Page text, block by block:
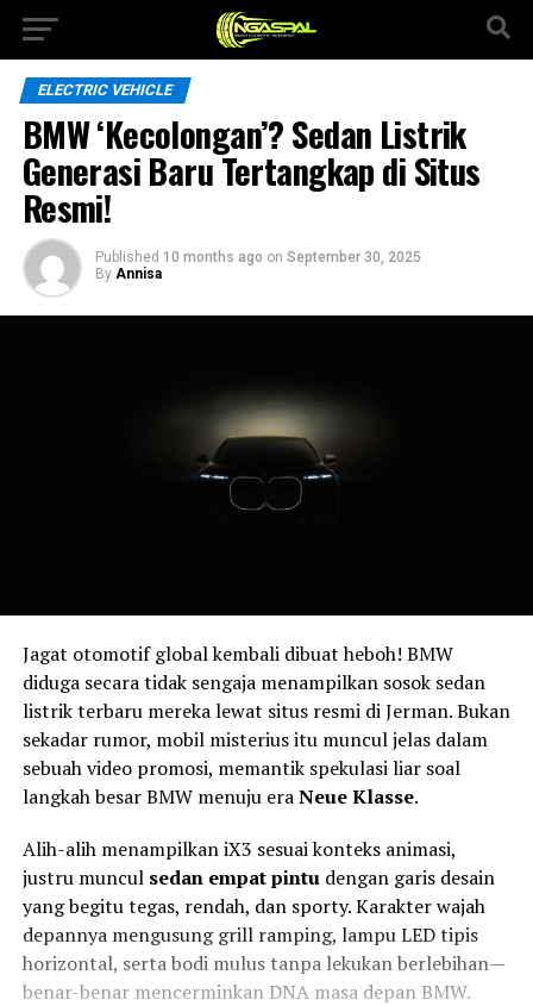
ELECTRIC VEHICLE
BMW ‘Kecolongan’? Sedan Listrik
Generasi Baru Tertangkap di Situs
Resmi!
Published 10 months ago on September 30, 2025
By Annisa
Jagat otomotif global kembali dibuat heboh! BMW
diduga secara tidak sengaja menampilkan sosok sedan
listrik terbaru mereka lewat situs resmi di Jerman. Bukan
sekadar rumor, mobil misterius itu muncul jelas dalam
sebuah video promosi, memantik spekulasi liar soal
langkah besar BMW menuju eraNeue Klasse.
Alih-alih menampilkan iX3 sesuai konteks animasi,
justru muncul sedan empat pintudengan garis desain
yang begitu tegas, rendah, dan sporty. Karakter wajah
depannya mengusung grill ramping, lampu LED tipis
horizontal, serta bodi mulus tanpa lekukan berlebihan—
benar-benar mencerminkan DNA masa depan BMW.